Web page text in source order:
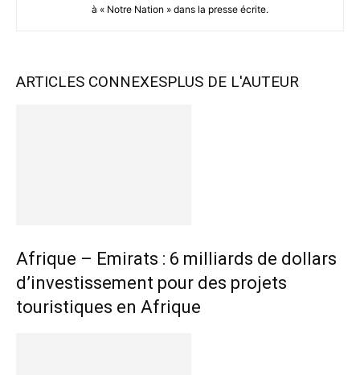
à « Notre Nation » dans la presse écrite.
ARTICLES CONNEXESPLUS DE L'AUTEUR
Afrique – Emirats : 6 milliards de dollars
d’investissement pour des projets
touristiques en Afrique